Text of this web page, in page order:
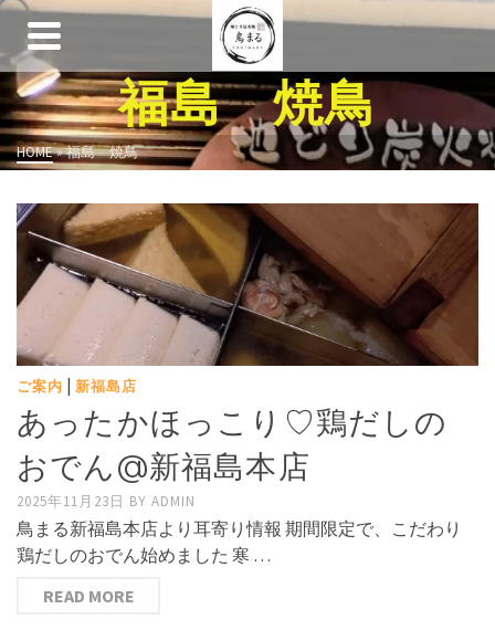
福島 焼鳥
HOME»福島 焼鳥
ご案内 | 新福島店
あったかほっこり♡鶏だしの
おでん@新福島本店
2025年11月23日 BY ADMIN
鳥まる新福島本店より耳寄り情報 期間限定で、こだわり
鶏だしのおでん始めました 寒 …
READ MORE